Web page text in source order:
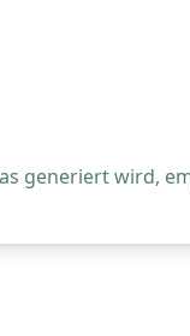
generiert wird,